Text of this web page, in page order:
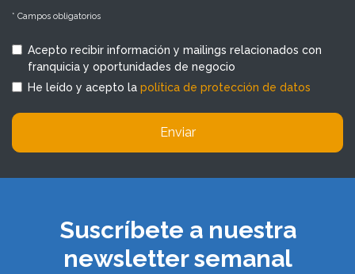
* Campos obligatorios
Acepto recibir información y mailings relacionados con
franquicia y oportunidades de negocio
He leído y acepto la política de protección de datos
Enviar
Suscríbete a nuestra
newsletter semanal